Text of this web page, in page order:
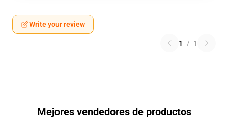
Write your review
1 / 1
Mejores vendedores de productos